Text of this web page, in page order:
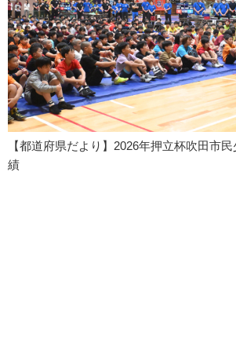
【都道府県だより】2026年押立杯吹田市
績